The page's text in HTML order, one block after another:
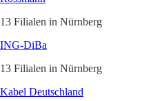
13 Filialen in Nürnberg
ING-DiBa
13 Filialen in Nürnberg
Kabel Deutschland